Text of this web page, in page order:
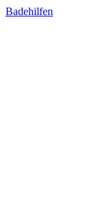
Badehilfen